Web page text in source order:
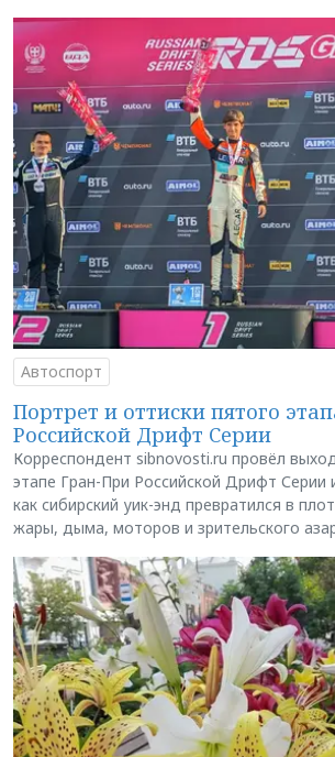
Автоспорт
Портрет и оттиски пятого
Российской Дрифт Серии
Корреспондент sibnovosti.ru провёл
этапе Гран-При Российской Дрифт Серии
как сибирский уик-энд превратился в
жары, дыма, моторов и зрительского